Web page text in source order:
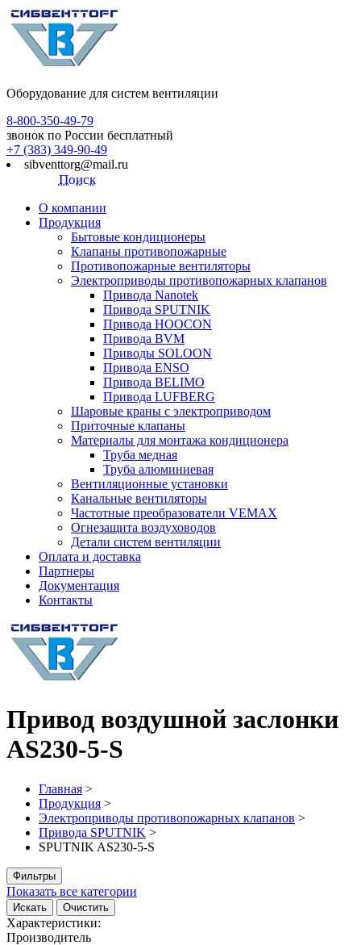
Оборудование для систем вентиляции
8-800-350-49-79
звонок по России бесплатный
+7 (383) 349-90-49
sibventtorg@mail.ru
Поиск
О компании
Продукция
Бытовые кондиционеры
Клапаны противопожарные
Противопожарные вентиляторы
Электроприводы противопожарных клапанов
Привода Nanotek
Привода SPUTNIK
Привода HOOCON
Привода BVM
Приводы SOLOON
Привода ENSO
Привода BELIMO
Привода LUFBERG
Шаровые краны с электроприводом
Приточные клапаны
Материалы для монтажа кондиционера
Труба медная
Труба алюминиевая
Вентиляционные установки
Канальные вентиляторы
Частотные преобразователи VEMAX
Огнезащита воздуховодов
Детали систем вентиляции
Оплата и доставка
Партнеры
Документация
Контакты
Привод воздушной заслонки
AS230-5-S
Главная >
Продукция >
Электроприводы противопожарных клапанов >
Привода SPUTNIK >
SPUTNIK AS230-5-S
Фильтры
Показать все категории
Искать Очистить
Характеристики:
Производитель